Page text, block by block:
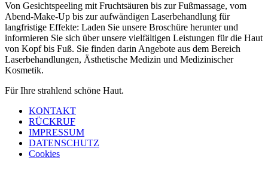
Von Gesichtspeeling mit Fruchtsäuren bis zur Fußmassage, vom
Abend-Make-Up bis zur aufwändigen Laserbehandlung für
langfristige Effekte: Laden Sie unsere Broschüre herunter und
informieren Sie sich über unsere vielfältigen Leistungen für die Haut
von Kopf bis Fuß. Sie finden darin Angebote aus dem Bereich
Laserbehandlungen, Ästhetische Medizin und Medizinischer
Kosmetik.
Für Ihre strahlend schöne Haut.
KONTAKT
RÜCKRUF
IMPRESSUM
DATENSCHUTZ
Cookies